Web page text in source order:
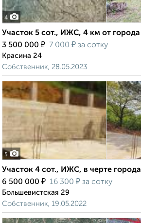
4
Участок 5 сот., ИЖС, 4 км от города
3 500 000 ₽ 7 000 ₽ за сотку
Красина 24
Собственник, 28.05.2023
5
Участок 4 сот., ИЖС, в черте города
6 500 000 ₽ 16 300 ₽ за сотку
Большевистская 29
Собственник, 19.05.2022